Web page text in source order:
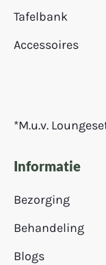
Tafelbank
Accessoires
*M.u.v.
Informatie
Bezorging
Behandeling
Blogs